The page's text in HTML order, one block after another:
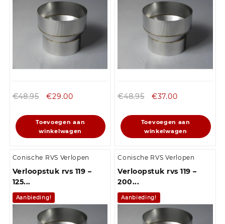
€48.95 €29.00
Toevoegen aan
winkelwagen
€48.95 €37.00
Toevoegen aan
winkelwagen
Conische RVS Verlopen
Verloopstuk rvs 119 –
125...
Aanbieding!
Conische RVS Verlopen
Verloopstuk rvs 119 –
200...
Aanbieding!